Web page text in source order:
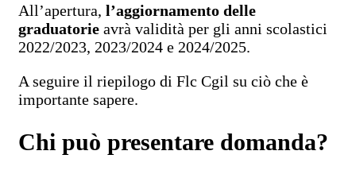
All’apertura, l’aggiornamento delle
graduatorie avrà validità per gli anni scolastici
2022/2023, 2023/2024 e 2024/2025.
A seguire il riepilogo di Flc Cgil su ciò che è
importante sapere.
Chi può presentare domanda?